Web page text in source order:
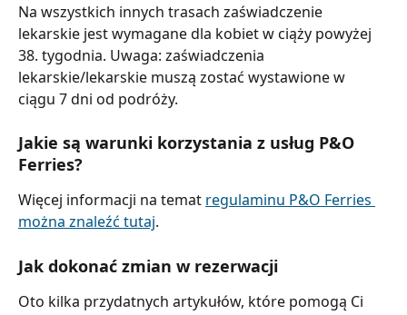
Na wszystkich innych trasach zaświadczenie
lekarskie jest wymagane dla kobiet w ciąży powyżej
38. tygodnia. Uwaga: zaświadczenia
lekarskie/lekarskie muszą zostać wystawione w
ciągu 7 dni od podróży.
Jakie są warunki korzystania z usług P&O
Ferries?
Więcej informacji na temat regulaminu P&O Ferries
można znaleźć tutaj.
Jak dokonać zmian w rezerwacji
Oto kilka przydatnych artykułów, które pomogą Ci